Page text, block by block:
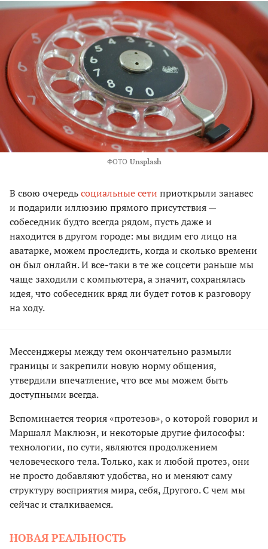
ФОТО Unsplash
В свою очередьсоциальные сети приоткрыли занавес
и подарили иллюзию прямого присутствия —
собеседник будто всегда рядом, пусть даже и
находится в другом городе: мы видим его лицо на
аватарке, можем проследить, когда и сколько времени
он был онлайн. И все-таки в те же соцсети раньше мы
чаще заходили с компьютера, а значит, сохранялась
идея, что собеседник вряд ли будет готов к разговору
на ходу.
Мессенджеры между тем окончательно размыли
границы и закрепили новую норму общения,
утвердили впечатление, что все мы можем быть
доступными всегда.
Вспоминается теория «протезов», о которой говорил и
Маршалл Маклюэн, и некоторые другие философы:
технологии, по сути, являются продолжением
человеческого тела. Только, как и любой протез, они
не просто добавляют удобства, но и меняют саму
структуру восприятия мира, себя, Другого. С чем мы
сейчас и сталкиваемся.
НОВАЯ РЕАЛЬНОСТЬ